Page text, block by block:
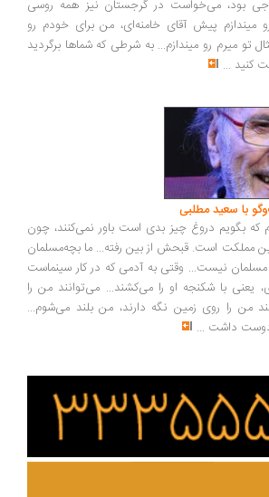
می‌خواست در گرجستان نیز همه روسی
پیش آقای خامنه‌ای، من برای خودم رو
رو میندازم... به شرطی که شماها برگردید
...
مطلبی
دروغ چیز بدی است باور نمی‌کنند، چون
است. قبحش از بین رفته... ما بچه‌مسلمان
نیست... وقتی به آدمی که در کار سینماست
با شکنجه او را می‌کشند... می‌توانند من را
روی زمین نگه دارند، من بلند می‌شوم...
...